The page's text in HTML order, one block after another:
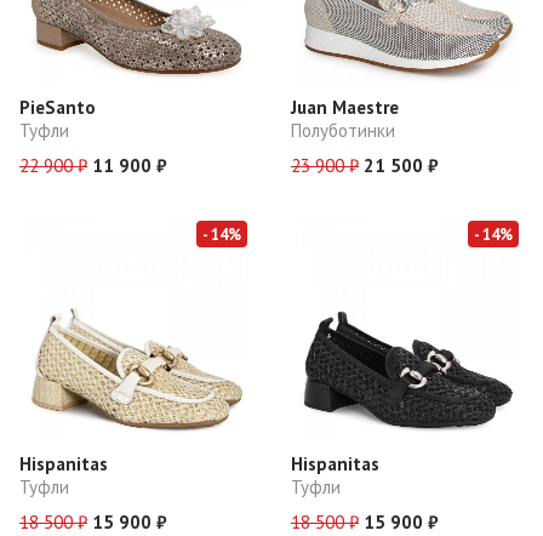
PieSanto
Туфли
22 900 ₽ 11 900 ₽
Juan Maestre
Полуботинки
23 900 ₽ 21 500 ₽
- 14%
Hispanitas
Туфли
18 500 ₽ 15 900 ₽
- 14%
Hispanitas
Туфли
18 500 ₽ 15 900 ₽